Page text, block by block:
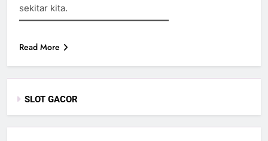
sekitar kita.
Read More
SLOT GACOR